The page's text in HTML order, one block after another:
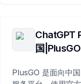
ChatGPT
国|PlusGO
PlusGO 是面向中